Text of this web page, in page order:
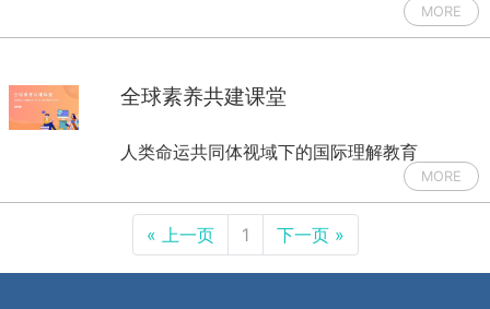
MORE
全球素养共建课堂
人类命运共同体视域下的国际理解教育
MORE
« 上一页 1 下一页 »